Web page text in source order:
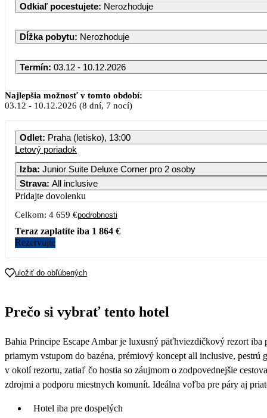
Odkiaľ pocestujete: Nerozhoduje
Dĺžka pobytu: Nerozhoduje
Termín: 03.12 - 10.12.2026
Najlepšia možnosť v tomto období:
03.12 - 10.12.2026 (8 dní, 7 nocí)
Odlet: Praha (letisko), 13:00
Letový poriadok
Izba: Junior Suite Deluxe Corner pro 2 osoby
Strava: All inclusive
Pridajte dovolenku
Celkom: 4 659 €podrobnosti
Teraz zaplatíte iba 1 864 €
Rezervujte
uložiť do obľúbených
Prečo si vybrať tento hotel
Bahia Principe Escape Ambar je luxusný päťhviezdičkový rezort
priamym vstupom do bazéna, prémiový koncept all inclusive,
v okolí rezortu, zatiaľ čo hostia so záujmom o zodpovednejšie
zdrojmi a podporu miestnych komunít. Ideálna voľba pre páry aj
Hotel iba pre dospelých